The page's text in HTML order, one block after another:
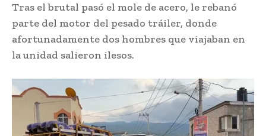
Tras el brutal pasó el mole de acero, le rebanó
parte del motor del pesado tráiler, donde
afortunadamente dos hombres que viajaban en
la unidad salieron ilesos.